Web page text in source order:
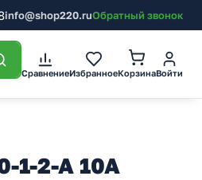
info@shop220.ruОбратный звонок
СравнениеИзбранноеКорзинаВойти
1-2-А 10А